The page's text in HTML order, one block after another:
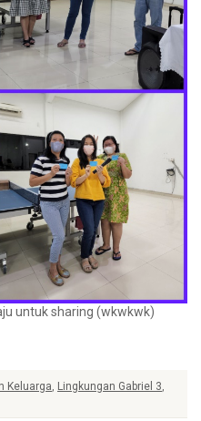
untuk sharing (wkwkwk)
Keluarga, Lingkungan Gabriel 3,